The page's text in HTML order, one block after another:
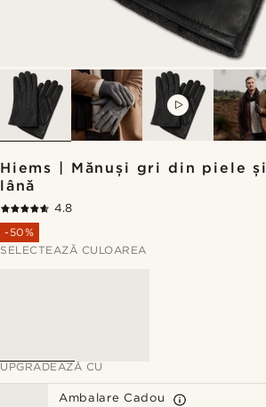
Hiems | Mănuși gri din piele și
lână
4.8
-50%
SELECTEAZĂ CULOAREA
UPGRADEAZĂ CU
Ambalare Cadou